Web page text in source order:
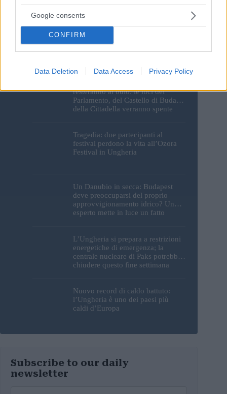
Google consents
CONFIRM
Data Deletion Data Access Privacy Policy
resteranno al buio: le luci del
Parlamento, del Castello di Buda e
della Cittadella verranno spente
Tragedia: due partecipanti al
festival perdono la vita all’Ozora
Festival in Ungheria
Un Danubio in secca: Budapest
deve preoccuparsi del proprio
approvvigionamento idrico? Un
esperto mette in luce un fatto
L’Ungheria si prepara a restrizioni
energetiche di emergenza; la
centrale nucleare di Paks potrebbe
chiudere questo fine settimana
Nuovo record di caldo battuto:
l’Ungheria è uno dei paesi più
caldi d’Europa
Subscribe to our daily
newsletter